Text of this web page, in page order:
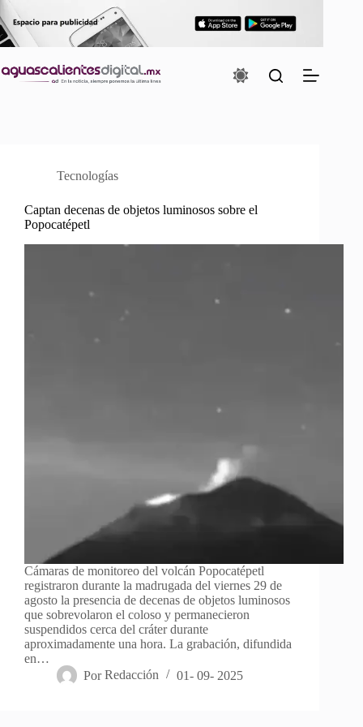
al
contenido
Tecnologías
Captan decenas de objetos luminosos sobre el
Popocatépetl
Cámaras de monitoreo del volcán Popocatépetl
registraron durante la madrugada del viernes 29 de
agosto la presencia de decenas de objetos luminosos
que sobrevolaron el coloso y permanecieron
suspendidos cerca del cráter durante
aproximadamente una hora. La grabación, difundida
en…
Por Redacción 01- 09- 2025